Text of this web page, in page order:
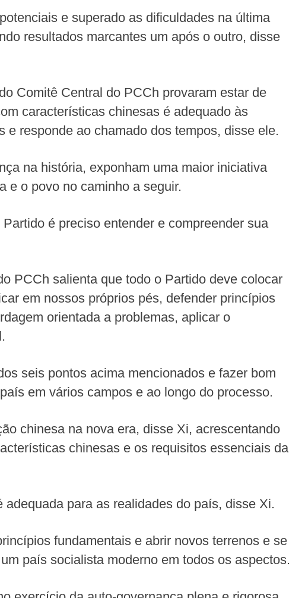
e superado as dificuldades na última
resultados marcantes um após o outro, disse
Comitê Central do PCCh provaram estar de
características chinesas é adequado às
responde ao chamado dos tempos, disse ele.
na história, exponham uma maior iniciativa
e o povo no caminho a seguir.
é preciso entender e compreender sua
PCCh salienta que todo o Partido deve colocar
em nossos próprios pés, defender princípios
orientada a problemas, aplicar o
seis pontos acima mencionados e fazer bom
em vários campos e ao longo do processo.
chinesa na nova era, disse Xi, acrescentando
chinesas e os requisitos essenciais da
para as realidades do país, disse Xi.
fundamentais e abrir novos terrenos e se
país socialista moderno em todos os aspectos.